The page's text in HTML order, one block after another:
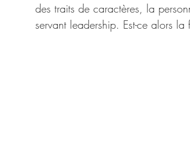
des traits de caractères, la
servant leadership. Est-ce alors